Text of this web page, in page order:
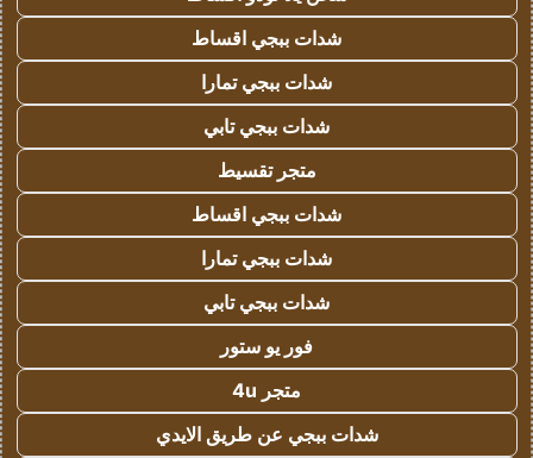
شدات ببجي اقساط
شدات ببجي تمارا
شدات ببجي تابي
متجر تقسيط
شدات ببجي اقساط
شدات ببجي تمارا
شدات ببجي تابي
فور يو ستور
متجر 4u
شدات ببجي عن طريق الايدي